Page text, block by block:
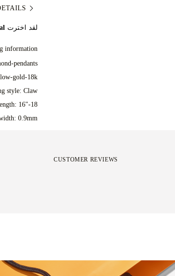
and you
and
in under 30
days.
مجاناً.
as perfect
ready for
لقد اخترت
information:
pendants
gold-18k
style: Claw
16"-18"
0.9mm
CUSTOMER REVIEWS